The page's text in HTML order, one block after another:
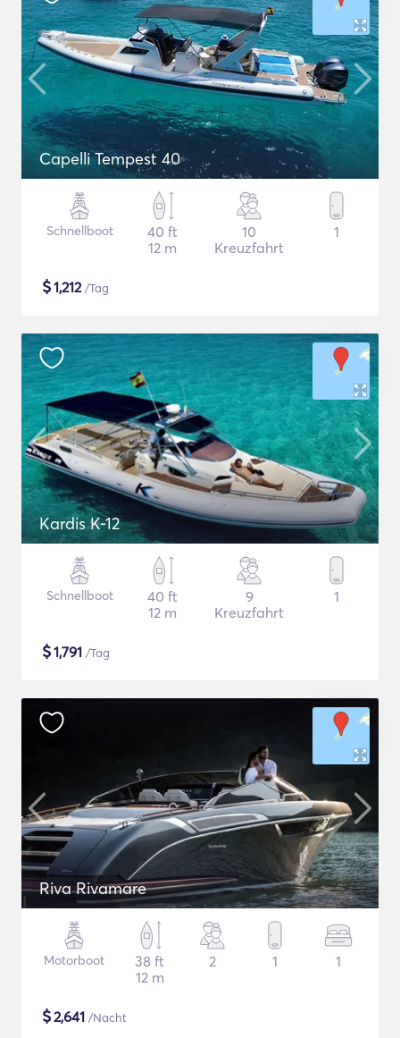
Capelli Tempest 40
Schnellboot
40 ft
12 m
10
Kreuzfahrt
1
$1,212/Tag
Kardis K-12
Schnellboot
40 ft
12 m
9
Kreuzfahrt
1
$1,791 /Tag
Riva Rivamare
Motorboot
38 ft
12 m
2 1 1
$2,641 /Nacht